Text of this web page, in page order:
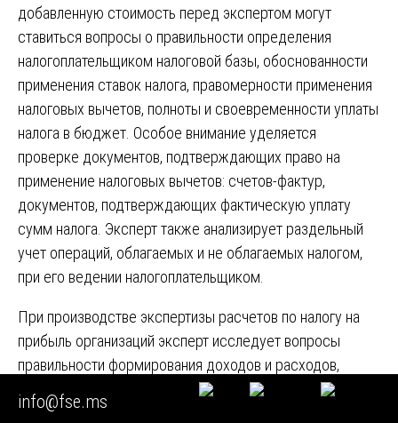
добавленную стоимость перед экспертом могут
ставиться вопросы о правильности определения
налогоплательщиком налоговой базы, обоснованности
применения ставок налога, правомерности применения
налоговых вычетов, полноты и своевременности уплаты
налога в бюджет. Особое внимание уделяется
проверке документов, подтверждающих право на
применение налоговых вычетов: счетов-фактур,
документов, подтверждающих фактическую уплату
сумм налога. Эксперт также анализирует раздельный
учет операций, облагаемых и не облагаемых налогом,
при его ведении налогоплательщиком.
При производстве экспертизы расчетов по налогу на
прибыль организаций эксперт исследует вопросы
правильности формирования доходов и расходов,
учитываемых при исчислении налоговой базы,
обоснованности применения методов начисления
info@fse.ms